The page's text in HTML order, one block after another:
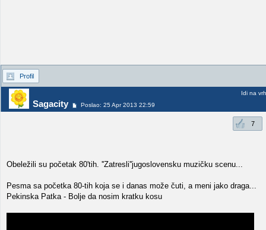
Profil
Sagacity Poslao: 25 Apr 2013 22:59
Idi na vrh
7
Obeležili su početak 80'tih. ''Zatresli''jugoslovensku muzičku scenu...
Pesma sa početka 80-tih koja se i danas može čuti, a meni jako draga...
Pekinska Patka - Bolje da nosim kratku kosu